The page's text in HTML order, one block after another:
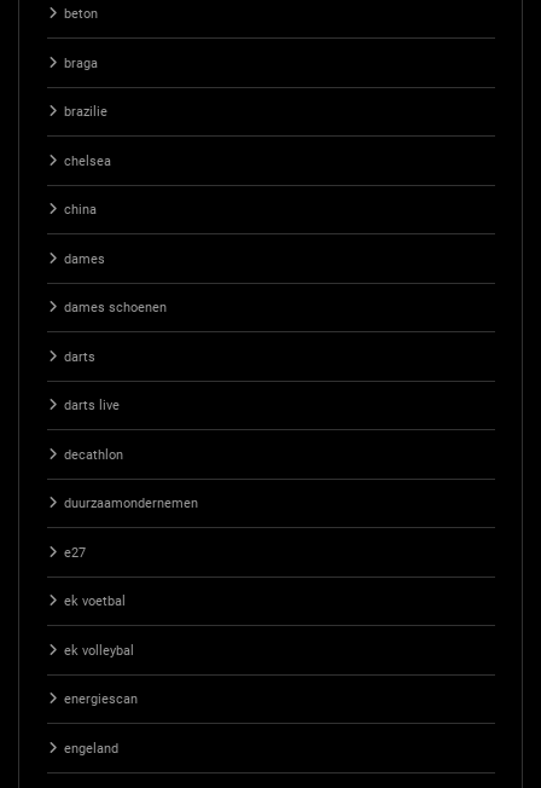
beton
braga
brazilie
chelsea
china
dames
dames schoenen
darts
darts live
decathlon
duurzaamondernemen
e27
ek voetbal
ek volleybal
energiescan
engeland